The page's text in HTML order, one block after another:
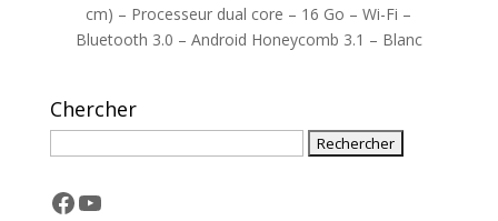
cm) – Processeur dual core – 16 Go – Wi-Fi –
Bluetooth 3.0 – Android Honeycomb 3.1 – Blanc
Chercher
Facebook
YouTube